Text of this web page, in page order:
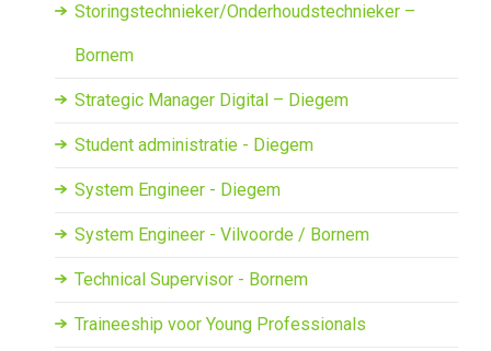
Storingstechnieker/Onderhoudstechnieker –
Bornem
Strategic Manager Digital – Diegem
Student administratie - Diegem
System Engineer - Diegem
System Engineer - Vilvoorde / Bornem
Technical Supervisor - Bornem
Traineeship voor Young Professionals